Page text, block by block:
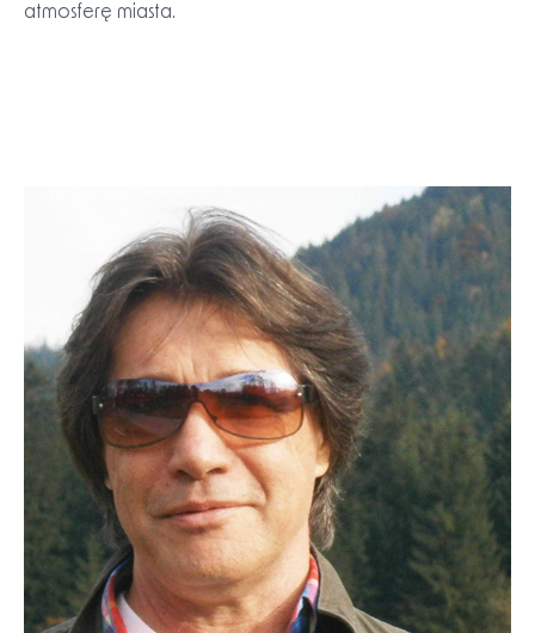
szerokimi pociągnięciami pędzla i ograniczoną paletą